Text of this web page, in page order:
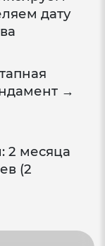
дату
→
2 месяца
(2